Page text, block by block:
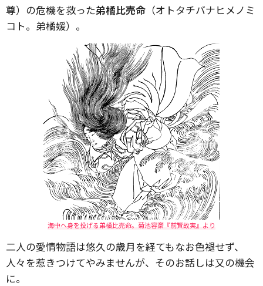
尊）の危機を救った弟橘比売命 （オトタチバナヒメノミ
コト。弟橘媛）。
海中へ身を投げる弟橘比売命。菊池容斎『前賢故実』より
二人の愛情物語は悠久の歳月を経てもなお色褪せず、
人々を惹きつけてやみませんが、そのお話しは又の機会
に。